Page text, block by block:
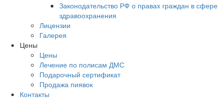
Законодательство РФ о правах граждан в сфере
здравоохранения
Лицензии
Галерея
Цены
Цены
Лечение по полисам ДМС
Подарочный сертификат
Продажа пиявок
Контакты